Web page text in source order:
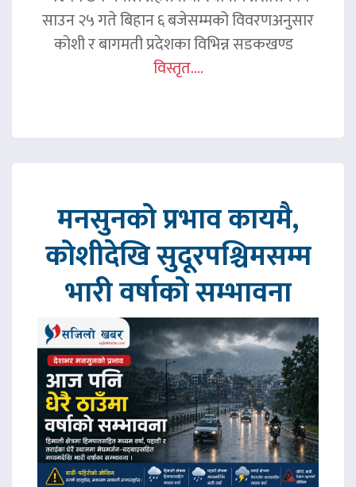
साउन २५ गते बिहान ६ बजेसम्मको विवरणअनुसार
कोशी र बागमती प्रदेशका विभिन्न सडकखण्ड
विस्तृत....
मनसुनको प्रभाव कायमै,
कोशीदेखि सुदूरपश्चिमसम्म
भारी वर्षाको सम्भावना